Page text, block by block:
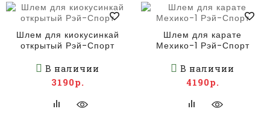
Шлем для киокусинкай
открытый Рэй-Спорт
В наличии
3190р.
Шлем для карате
Мехико-1 Рэй-Спорт
В наличии
4190р.